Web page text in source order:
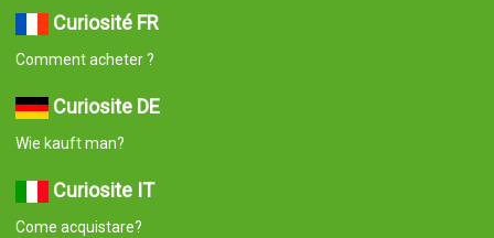
Curiosité FR
Comment acheter ?
Curiosite DE
Wie kauft man?
Curiosite IT
Come acquistare?